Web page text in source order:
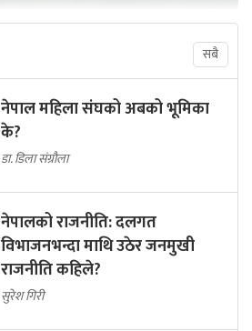
सबै
नेपाल महिला संघको अबको भूमिका
के?
डा. डिला संग्रौला
नेपालको राजनीति: दलगत
विभाजनभन्दा माथि उठेर जनमुखी
राजनीति कहिले?
सुरेश गिरी